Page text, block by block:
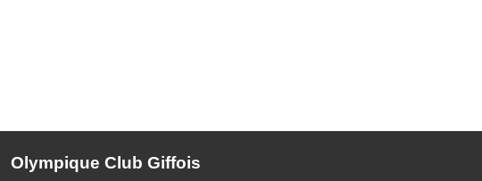
Olympique Club Giffois